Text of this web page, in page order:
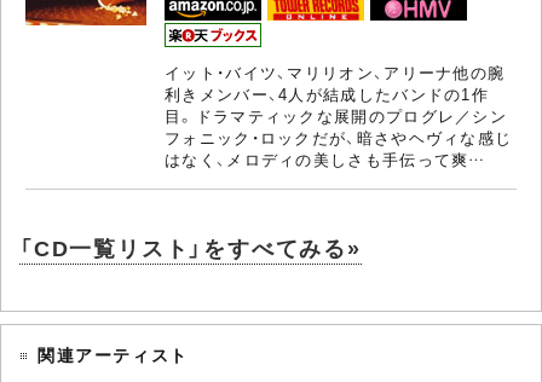
イット・バイツ、マリリオン、アリーナ他の腕
利きメンバー、4人が結成したバンドの1作
目。ドラマティックな展開のプログレ／シン
フォニック・ロックだが、暗さやヘヴィな感じ
はなく、メロディの美しさも手伝って爽…
「CD一覧リスト」をすべてみる»
関連アーティスト